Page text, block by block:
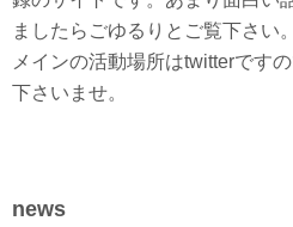
ましたらごゆるりとご覧下さい。
メインの活動場所はtwitterです
下さいませ。
news